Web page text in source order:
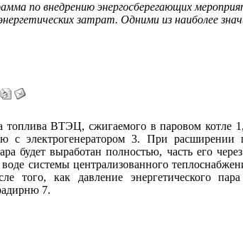
по внедрению энергосберегающих
затрат. Одними из наиболее
ВТЭЦ, сжигаемого в паровом котле 1,
с электрогенератором 3. При расширении
будет выработан полностью, часть его
системы централизованного
того, как давление энергетического
7.